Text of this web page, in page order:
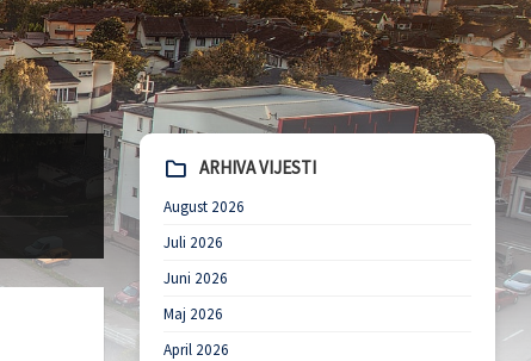
ARHIVA VIJESTI
August 2026
Juli 2026
Juni 2026
Maj 2026
April 2026